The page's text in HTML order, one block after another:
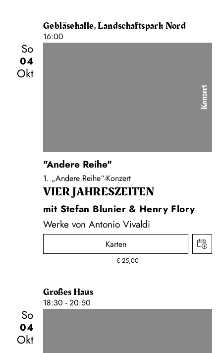
Gebläsehalle, Landschaftspark Nord
16:00
So
04
Okt
Konzert
"Andere Reihe"
1. „Andere Reihe“-Konzert
VIER JAHRESZEITEN
mit Stefan Blunier & Henry Flory
Werke von Antonio Vivaldi
Karten
€ 25,00
Großes Haus
18:30 - 20:50
So
04
Okt